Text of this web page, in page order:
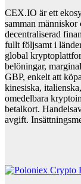
CEX.IO är ett
samman
decentraliserad
fullt följsamt i
global
belöningar,
GBP, enkelt att
kinesiska,
omedelbara
betalkort.
avgift.